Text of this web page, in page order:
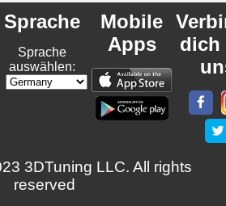
Sprache
Sprache
auswählen:
Mobile
Apps
dich
3DTuning LLC. All rights
reserved